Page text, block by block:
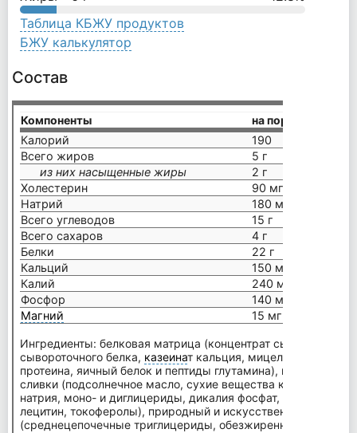
Таблица КБЖУ продуктов
БЖУ калькулятор
Состав
Компоненты
на порцию (47 г)
Калорий
190
Всего жиров
5 г
из них насыщенные жиры
2 г
Холестерин
90 мг
Натрий
180 мг
Всего углеводов
15 г
Всего сахаров
4 г
Белки
22 г
Кальций
150 мг
Калий
240 мг
Фосфор
140 мг
Магний
15 мг
Ингредиенты: белковая матрица (концентрат
сывороточного белка, казеинат кальция, мицеллярный
протеина, яичный белок и пептиды глутамина),
сливки (подсолнечное масло, сухие вещества кукурузного
натрия, моно- и диглицериды, дикалия фосфат,
лецитин, токоферолы), природный и искусственный
(среднецепочечные триглицериды, обезжиренное сухое